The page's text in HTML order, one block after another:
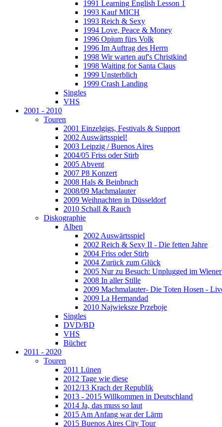
1991 Learning English Lesson 1
1993 Kauf MICH
1993 Reich & Sexy
1994 Love, Peace & Money
1996 Opium fürs Volk
1996 Im Auftrag des Herrn
1998 Wir warten auf's Christkind
1998 Waiting for Santa Claus
1999 Unsterblich
1999 Crash Landing
Singles
VHS
2001 - 2010
Touren
2001 Einzelgigs, Festivals & Support
2002 Auswärtsspiel!
2003 Leipzig / Buenos Aires
2004/05 Friss oder Stirb
2005 Abvent
2007 P8 Konzert
2008 Hals & Beinbruch
2008/09 Machmalauter
2009 Weihnachten in Düsseldorf
2010 Schall & Rauch
Diskographie
Alben
2002 Auswärtsspiel
2002 Reich & Sexy II - Die fetten Jahre
2004 Friss oder Stirb
2004 Zurück zum Glück
2005 Nur zu Besuch: Unplugged im
2008 In aller Stille
2009 Machmalauter- Die Toten Hosen -
2009 La Hermandad
2010 Najwieksze Przeboje
Singles
DVD/BD
VHS
Bücher
2011 - 2020
Touren
2011 Lünen
2012 Tage wie diese
2012/13 Krach der Republik
2013 - 2015 Willkommen in Deutschland
2014 Ja, das muss so laut
2015 Am Anfang war der Lärm
2015 Buenos Aires City Tour